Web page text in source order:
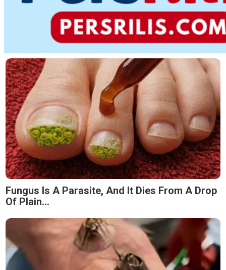
Fungus Is A Parasite, And It Dies From A Drop
Of Plain...